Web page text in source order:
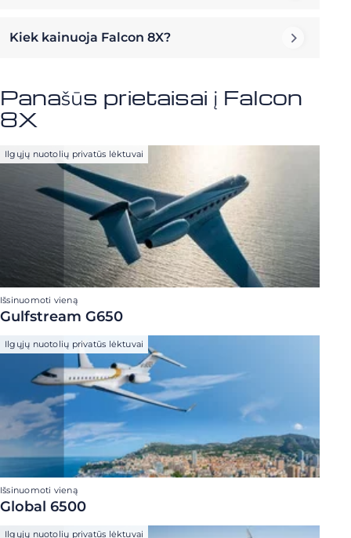
Kiek kainuoja Falcon 8X?
Panašūs prietaisai į Falcon
8X
Ilgųjų nuotolių privatūs lėktuvai
Išsinuomoti vieną
Gulfstream G650
Ilgųjų nuotolių privatūs lėktuvai
Išsinuomoti vieną
Global 6500
Ilgųjų nuotolių privatūs lėktuvai